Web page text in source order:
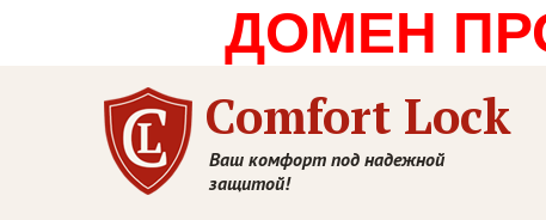
ДОМЕН
Comfort Lock
Ваш комфорт под надежной
защитой!